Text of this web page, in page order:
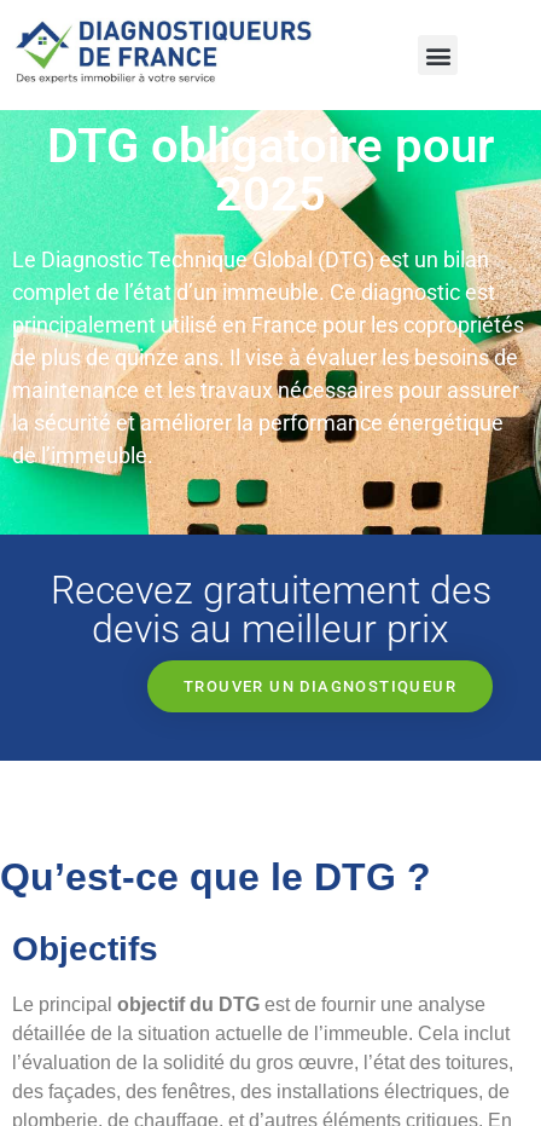
DTG obligatoire pour
2025
Le Diagnostic Technique Global (DTG) est un bilan
complet de l’état d’un immeuble. Ce diagnostic est
principalement utilisé en France pour les copropriétés
de plus de quinze ans. Il vise à évaluer les besoins de
maintenance et les travaux nécessaires pour assurer
la sécurité et améliorer la performance énergétique
de l’immeuble.
Recevez gratuitement des
devis au meilleur prix
TROUVER UN DIAGNOSTIQUEUR
Qu’est-ce que le DTG ?
Objectifs
Le principal objectif du DTG est de fournir une analyse
détaillée de la situation actuelle de l’immeuble. Cela inclut
l’évaluation de la solidité du gros œuvre, l’état des toitures,
des façades, des fenêtres, des installations électriques, de
plomberie, de chauffage, et d’autres éléments critiques. En